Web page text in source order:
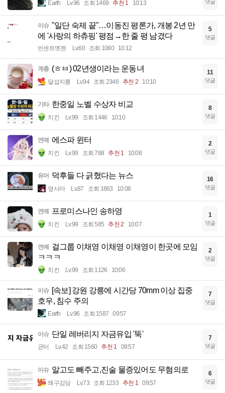
Earth Lv.96 조회 1469 추천 1 10:13 댓글
이슈 "일단 숙제 끝"…이동진 평론가, 개봉 2년 만
에 '사랑의 하츄핑' 평점→한 줄 평 남겼다
빈센트멧젠 Lv.60 조회 1080 10:12
5
댓글
계층 (ㅎㅂ) 02년생이라는 운동녀
달섭지롱 Lv.94 조회 2346 추천 2 10:10
11
댓글
기타 한중일 노벨 수상자 비교
치킨 Lv.99 조회 1446 10:10
8
댓글
연예 에스파 윈터
치킨 Lv.99 조회 788 추천 1 10:08
2
댓글
유머 덕후들 다 긁혔다는 뉴스
옆사마 Lv.87 조회 1663 10:08
16
댓글
연예 프로미스나인 송하영
치킨 Lv.99 조회 585 추천 2 10:07
1
댓글
연예
걸그룹 이채영 이채영 이채영이 한곳에 모임
ㅋㅋㅋ
치킨 Lv.99 조회 1126 10:06
2
댓글
이슈 [속보] 강원 강릉에 시간당 70mm 이상 집중
호우, 침수 주의
Earth Lv.96 조회 1587 09:57
7
댓글
이슈 단일 레버리지 자금유입 '뚝'
균터 Lv.42 조회 1560 추천 1 09:57
7
댓글
이슈 알고도 빼주고,진술 물증있어도 무혐의로
왜구김당 Lv.73 조회 1233 추천 1 09:57
6
댓글